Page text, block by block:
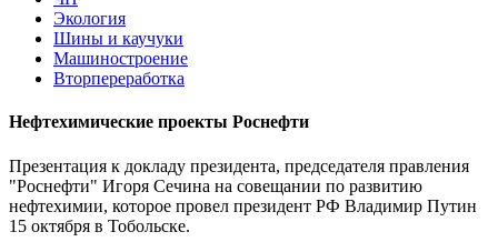
Экология
Шины и каучуки
Машиностроение
Вторпереработка
Нефтехимические проекты Роснефти
Презентация к докладу президента, председателя правления
"Роснефти" Игоря Сечина на совещании по развитию
нефтехимии, которое провел президент РФ Владимир Путин
15 октября в Тобольске.